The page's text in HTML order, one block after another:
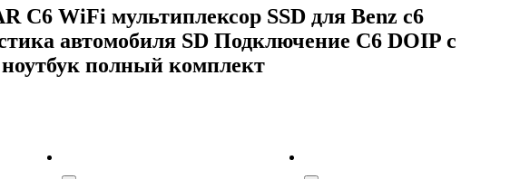
C6 WiFi мультиплексор SSD для Benz c6
автомобиля SD Подключение C6 DOIP с
полный комплект